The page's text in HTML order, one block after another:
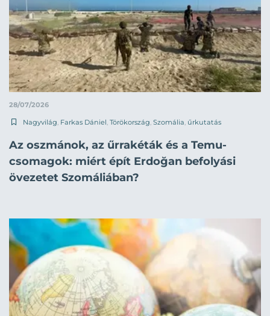
28/07/2026
Nagyvilág Farkas Dániel Törökország Szomália űrkutatás
Az oszmánok, az űrrakéták és a Temu-
csomagok: miért épít Erdoğan befolyási
övezetet Szomáliában?